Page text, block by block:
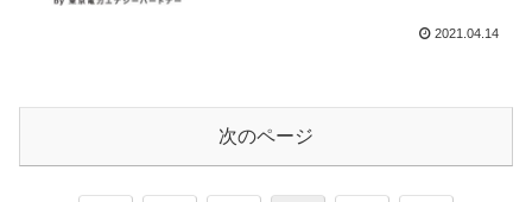
2021.04.14
次のページ